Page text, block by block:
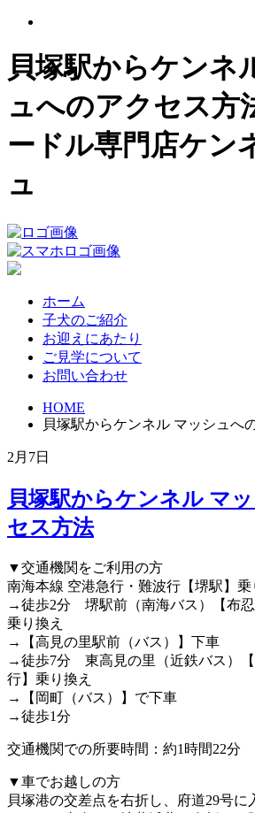
貝塚駅からケンネ
ュへのアクセス方
ードル専門店ケン
ュ
ホーム
子犬のご紹介
お迎えにあたり
ご見学について
お問い合わせ
HOME
貝塚駅からケンネル マッシュへ
2月7日
貝塚駅からケンネル マ
セス方法
▼交通機関をご利用の方
南海本線 空港急行・難波行【堺駅】乗
→徒歩2分 堺駅前（南海バス）【布忍
乗り換え
→【高見の里駅前（バス）】下車
→徒歩7分 東高見の里（近鉄バス）【
行】乗り換え
→【岡町（バス）】で下車
→徒歩1分
交通機関での所要時間：約1時間22分
▼車でお越しの方
貝塚港の交差点を右折し、府道29号に